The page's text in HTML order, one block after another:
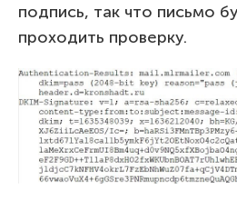
подпись, так что письмо
проходить проверку.